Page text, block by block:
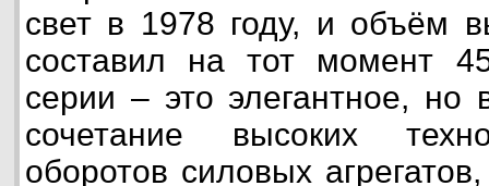
свет в 1978 году, и объём
составил на тот момент
серии – это элегантное, но
сочетание высоких
оборотов силовых